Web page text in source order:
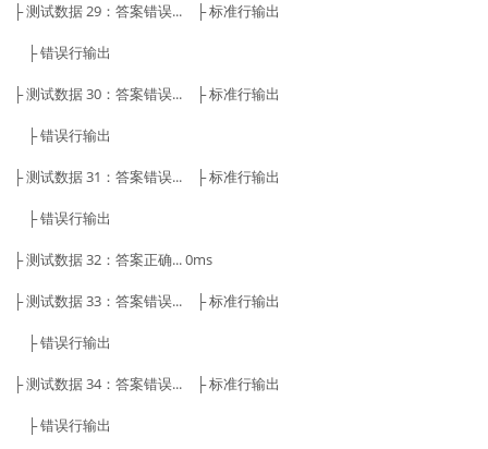
├ 测试数据 29：答案错误... ├ 标准行输出
├ 错误行输出
├ 测试数据 30：答案错误... ├ 标准行输出
├ 错误行输出
├ 测试数据 31：答案错误... ├ 标准行输出
├ 错误行输出
├ 测试数据 32：答案正确... 0ms
├ 测试数据 33：答案错误... ├ 标准行输出
├ 错误行输出
├ 测试数据 34：答案错误... ├ 标准行输出
├ 错误行输出